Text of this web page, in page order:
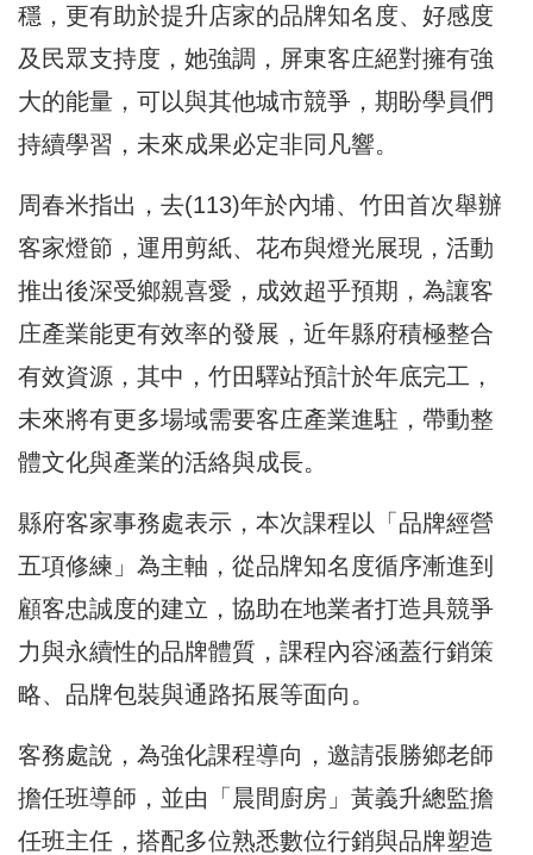
穩，更有助於提升店家的品牌知名度、好感度
及民眾支持度，她強調，屏東客庄絕對擁有強
大的能量，可以與其他城市競爭，期盼學員們
持續學習，未來成果必定非同凡響。
周春米指出，去(113)年於內埔、竹田首次舉辦
客家燈節，運用剪紙、花布與燈光展現，活動
推出後深受鄉親喜愛，成效超乎預期，為讓客
庄產業能更有效率的發展，近年縣府積極整合
有效資源，其中，竹田驛站預計於年底完工，
未來將有更多場域需要客庄產業進駐，帶動整
體文化與產業的活絡與成長。
縣府客家事務處表示，本次課程以「品牌經營
五項修練」為主軸，從品牌知名度循序漸進到
顧客忠誠度的建立，協助在地業者打造具競爭
力與永續性的品牌體質，課程內容涵蓋行銷策
略、品牌包裝與通路拓展等面向。
客務處說，為強化課程導向，邀請張勝鄉老師
擔任班導師，並由「晨間廚房」黃義升總監擔
任班主任，搭配多位熟悉數位行銷與品牌塑造